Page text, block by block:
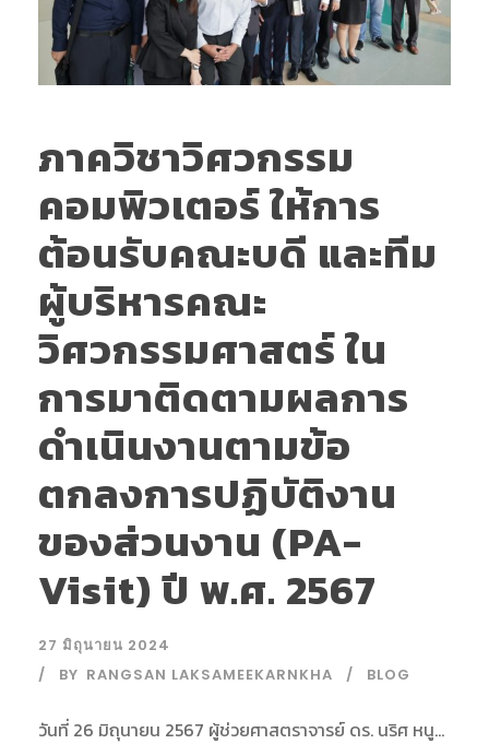
ภาควิชาวิศวกรรม
คอมพิวเตอร์ ให้การ
ต้อนรับคณะบดี และทีม
ผู้บริหารคณะ
วิศวกรรมศาสตร์ ใน
การมาติดตามผลการ
ดำเนินงานตามข้อ
ตกลงการปฏิบัติงาน
ของส่วนงาน (PA-
Visit) ปี พ.ศ. 2567
27 มิถุนายน 2024
BY RANGSAN LAKSAMEEKARNKHA BLOG
วันที่ 26 มิถุนายน 2567 ผู้ช่วยศาสตราจารย์ ดร. นริศ หนู...